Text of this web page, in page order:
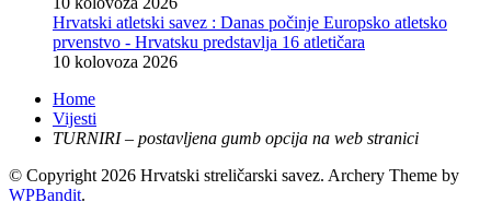
Hrvatski atletski savez : Danas počinje Europsko atletsko
prvenstvo - Hrvatsku predstavlja 16 atletičara
10 kolovoza 2026
Home
Vijesti
TURNIRI – postavljena gumb opcija na web stranici
© Copyright 2026 Hrvatski streličarski savez. Archery Theme by
WPBandit.